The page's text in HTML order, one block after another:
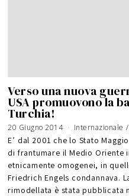
Verso una nuova
USA promuovono la
Turchia!
20 Giugno 20145
i
u
g
n
2
0
1
6
Internazionale /
E’ dal 2001 che lo Stato
di frantumare il Medio Oriente
etnicamente omogenei, in
Friedrich Engels condannava.
rimodellata è stata pubblicata